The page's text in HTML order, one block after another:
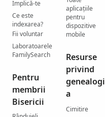
Implică-te
Ce este
indexarea?
Fii voluntar
Laboratoarele
FamilySearch
Pentru
membrii
Bisericii
aplicațiile
pentru
dispozitive
mobile
Resurse
privind
genealogi
a
Cimitire